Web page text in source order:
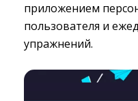
приложением
пользователя и
упражнений.